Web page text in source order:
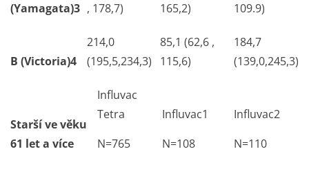
(Yamagata)3 , 178,7)
165,2)
109.9)
B (Victoria)4
214,0
(195,5,234,3)
85,1 (62,6 ,
115,6)
184,7
(139,0,245,3)
Starší ve věku
61 let a více
Influvac
Tetra
N=765
Influvac1
N=108
Influvac2
N=110